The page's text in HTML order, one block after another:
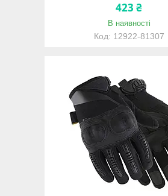
423 ₴
В наявності
12922-81307